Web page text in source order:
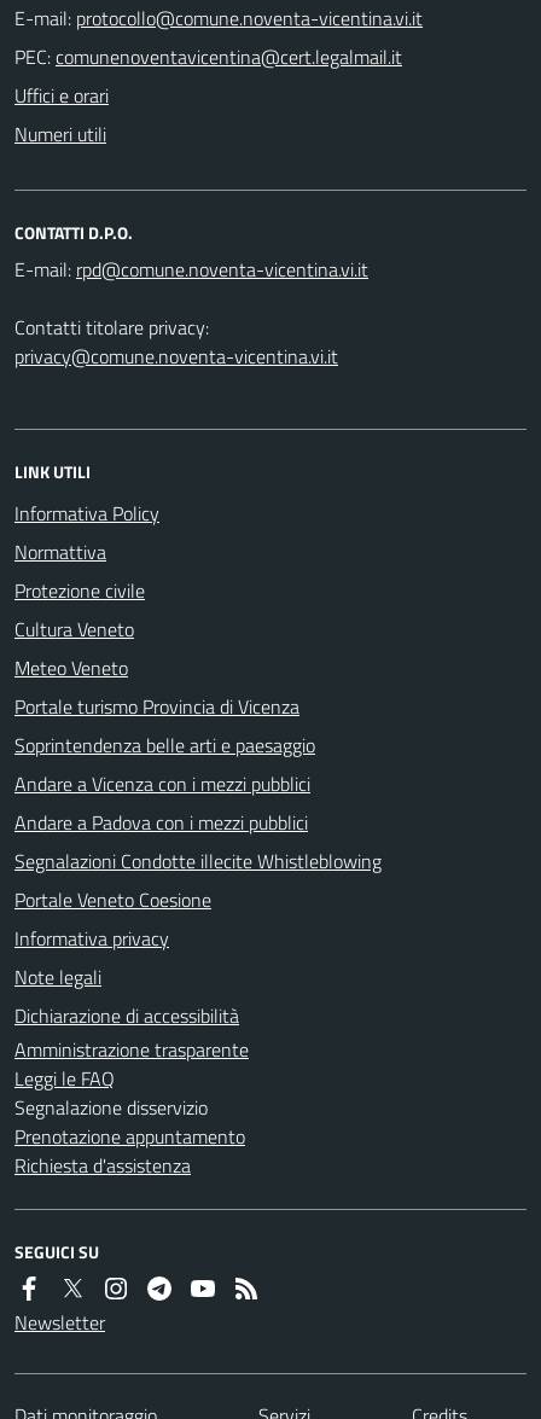
E-mail:
PEC:
Uffici e orari
Numeri utili
CONTATTI D.P.O.
E-mail:
Contatti titolare privacy:
privacy@comune.noventa-vicentina.vi.it
LINK UTILI
Informativa Policy
Normattiva
Protezione civile
Cultura Veneto
Meteo Veneto
Portale turismo Provincia di Vicenza
Soprintendenza belle arti e paesaggio
Andare a Vicenza con i mezzi pubblici
Andare a Padova con i mezzi pubblici
Segnalazioni Condotte illecite Whistleblowing
Portale Veneto Coesione
Informativa privacy
Note legali
Dichiarazione di accessibilità
Amministrazione trasparente
Leggi le FAQ
Segnalazione disservizio
Prenotazione appuntamento
Richiesta d'assistenza
SEGUICI SU
Newsletter